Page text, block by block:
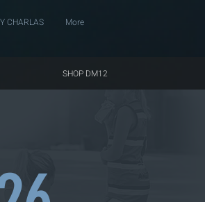
CHARLAS More
SHOP DM12